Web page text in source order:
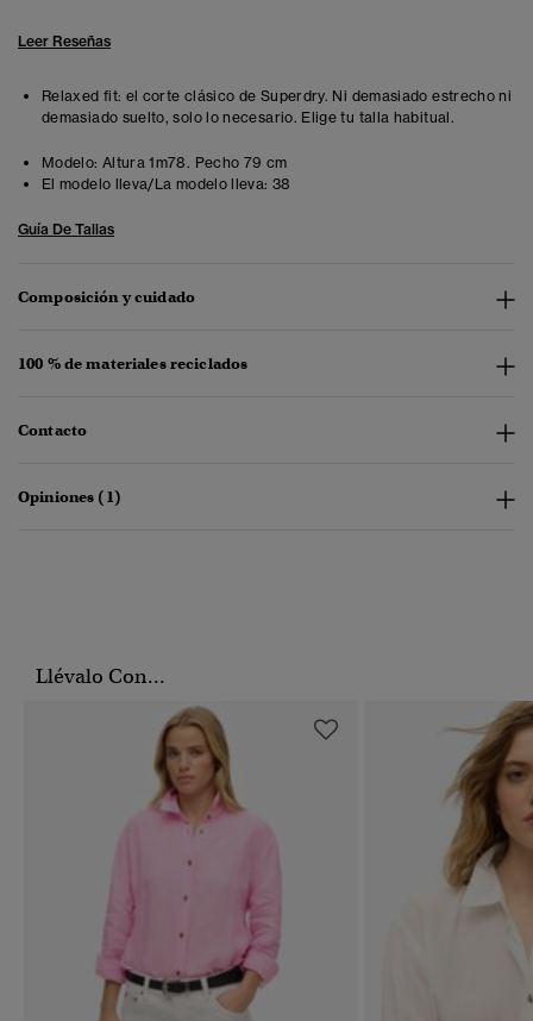
Leer Reseñas
Relaxed fit: el corte clásico de Superdry. Ni demasiado estrecho ni
demasiado suelto, solo lo necesario. Elige tu talla habitual.
Modelo: Altura 1m78. Pecho 79 cm
El modelo lleva/La modelo lleva: 38
Guía De Tallas
Composición y cuidado
100 % de materiales reciclados
Contacto
Opiniones (1)
Llévalo Con...